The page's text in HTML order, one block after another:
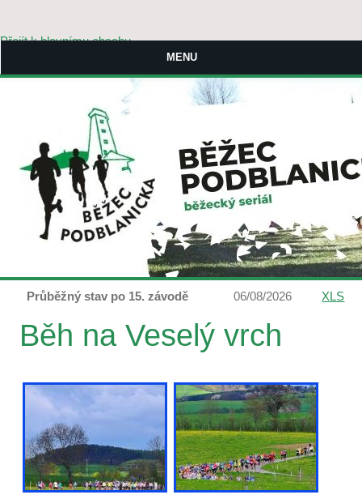
Přejít k hlavnímu obsahu
MENU
Průběžný stav po 15. závodě 06/08/2026 XLS
Běh na Veselý vrch